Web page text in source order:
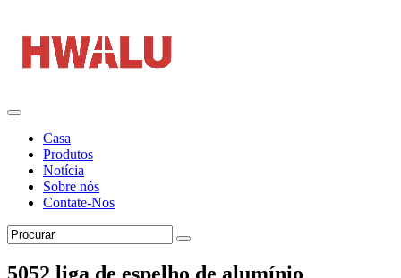
Casa
Produtos
Notícia
Sobre nós
Contate-Nos